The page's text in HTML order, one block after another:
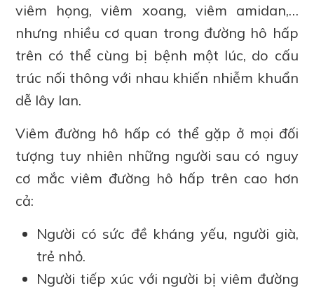
viêm họng, viêm xoang, viêm amidan,…
nhưng nhiều cơ quan trong đường hô hấp
trên có thể cùng bị bệnh một lúc, do cấu
trúc nối thông với nhau khiến nhiễm khuẩn
dễ lây lan.
Viêm đường hô hấp có thể gặp ở mọi đối
tượng tuy nhiên những người sau có nguy
cơ mắc viêm đường hô hấp trên cao hơn
cả:
Người có sức đề kháng yếu, người già,
trẻ nhỏ.
Người tiếp xúc với người bị viêm đường